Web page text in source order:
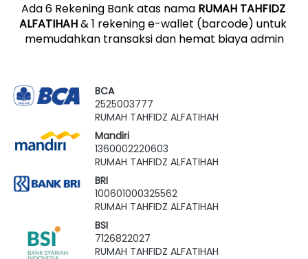
Ada 6 Rekening Bank atas nama RUMAH TAHFIDZ
ALFATIHAH & 1 rekening e-wallet (barcode) untuk
memudahkan transaksi dan hemat biaya admin
BCA
2525003777
RUMAH TAHFIDZ ALFATIHAH
Mandiri
1360002220603
RUMAH TAHFIDZ ALFATIHAH
BRI
100601000325562
RUMAH TAHFIDZ ALFATIHAH
BSI
7126822027
RUMAH TAHFIDZ ALFATIHAH